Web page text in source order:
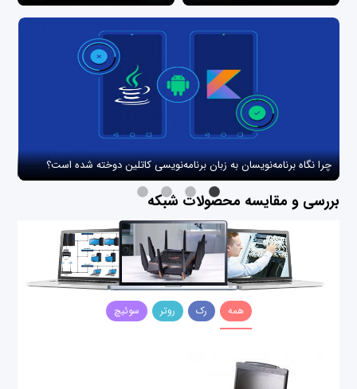
چرا نگاه برنامه‌نویسان به زبان برنامه‌نویسی کاتلین دوخته شده است؟
بررسی و مقایسه محصولات شبکه
همه رک روتر سوئیچ